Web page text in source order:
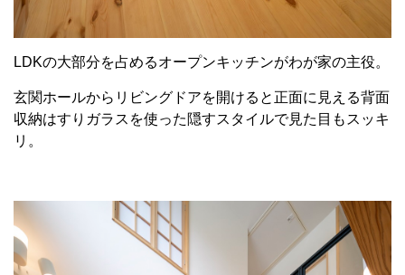
LDKの大部分を占めるオープンキッチンがわが家の主役。
玄関ホールからリビングドアを開けると正面に見える背面
収納はすりガラスを使った隠すスタイルで見た目もスッキ
リ。